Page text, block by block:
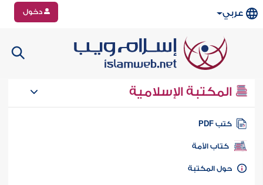
عربي دخول
المكتبة الإسلامية
كتب PDF
كتاب الأمة